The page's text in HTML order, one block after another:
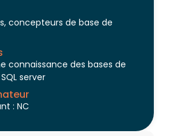
concepteurs de base de
connaissance des bases de
server
: NC